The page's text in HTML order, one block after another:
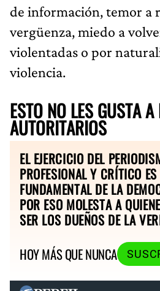
de información, temor a
vergüenza, miedo a
violentadas o por
violencia.
ESTO NO LES GUSTA A
AUTORITARIOS
EL EJERCICIO DEL
PROFESIONAL Y CRÍTICO
FUNDAMENTAL DE LA
POR ESO MOLESTA A
SER LOS DUEÑOS DE LA
HOY MÁS QUE NUNCA